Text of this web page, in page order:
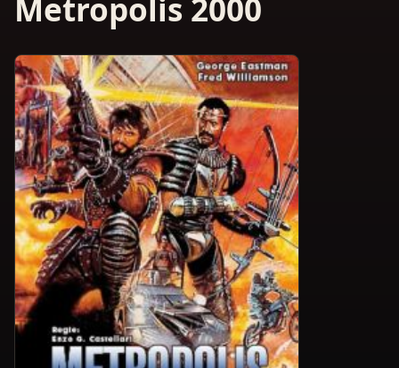
Metropolis 2000